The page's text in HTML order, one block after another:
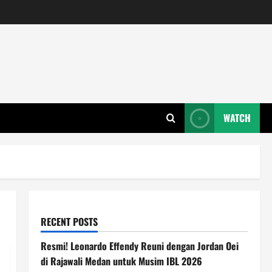
WATCH
RECENT POSTS
Resmi! Leonardo Effendy Reuni dengan Jordan Oei
di Rajawali Medan untuk Musim IBL 2026